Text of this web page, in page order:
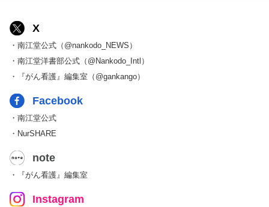
X
・南江堂公式（@nankodo_NEWS）
・南江堂洋書部公式（@Nankodo_Intl）
・『がん看護』編集室（@gankango）
Facebook
・南江堂公式
・NurSHARE
note
・『がん看護』編集室
Instagram